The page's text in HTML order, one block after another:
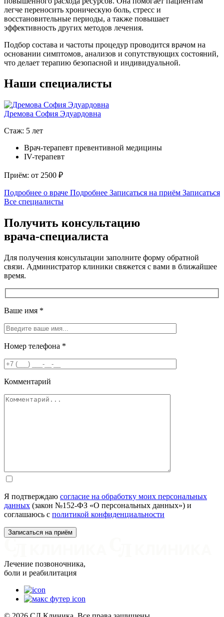
легче переносить хроническую боль, стресс и
восстановительные периоды, а также повышает
эффективность других методов лечения.
Подбор состава и частоты процедур проводится врачом на
основании симптомов, анализов и сопутствующих состояний,
что делает терапию безопасной и индивидуальной.
Наши специалисты
Дремова София Эдуардовна
Стаж: 5 лет
Врач-терапевт превентивной медицины
IV-терапевт
Приём: от 2500 ₽
Подробнее о враче Подробнее Записаться на приём Записаться
Все специалисты
Получить консультацию
врача-специалиста
Для получения консультации заполните форму обратной
связи. Администратор клиники свяжется с вами в ближайшее
время.
Ваше имя *
Номер телефона *
Комментарий
Я подтверждаю согласие на обработку моих персональных
данных (закон №152-ФЗ «О персональных данных») и
соглашаюсь с политикой конфиденциальности
Лечение позвоночника,
боли и реабилитация